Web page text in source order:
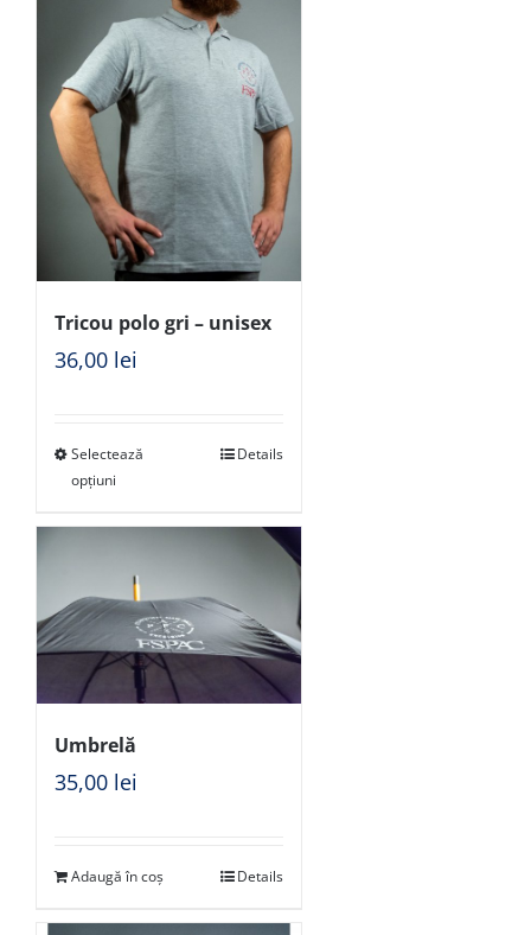
Tricou polo gri – unisex
36,00 lei
Selectează
opțiuni
Details
Umbrelă
35,00 lei
Adaugă în coș Details